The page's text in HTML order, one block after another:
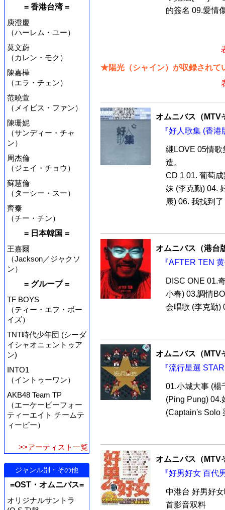
= 香港台湾 =
庾澄慶
（ハーレム・ユー）
莫文蔚
（カレン・モク）
陳嘉樺
（エラ・チェン）
范曉萱
（メイビス・ファン）
陳珊妮
（サンディー・チャ
ン）
周杰倫
（ジェイ・チョウ）
蘇慧倫
（ターシー・スー）
齊秦
（チー・チン）
= 日本韓国 =
王嘉爾
（Jackson／ジャクソ
ン）
= グループ =
TF BOYS
（ティー・エフ・ボー
イズ）
TNT時代少年団 (シーダ
イシャオニェントゥア
ン)
INTO1
（イントゥーワン）
AKB48 Team TP
（エーケービーフォー
ティーエイト チームテ
ィーピー）
>>アーティスト一覧
ジャンル別・その他
=OST・オムニバス=
オリジナルサントラ
的簽名 09.愛情
★陽光（シャイン）が収録されて
オムニバス（MTV
『好人歌集 (香
継LOVE 05情
造。
CD 1 01. 葡萄
妹 (李克勤) 04.
康) 06. 我找到
オムニバス（港台
『AFTER TEN
DISC ONE 01.
小春) 03.調情
会唱歌 (李克勤)
オムニバス（MTV
『流行星選
01.小城大事 (楊
(Ping Pung) 04.
(Captain's Solo
オムニバス（MTV
『好男好女 百代
中港台 好男好
首影音双料